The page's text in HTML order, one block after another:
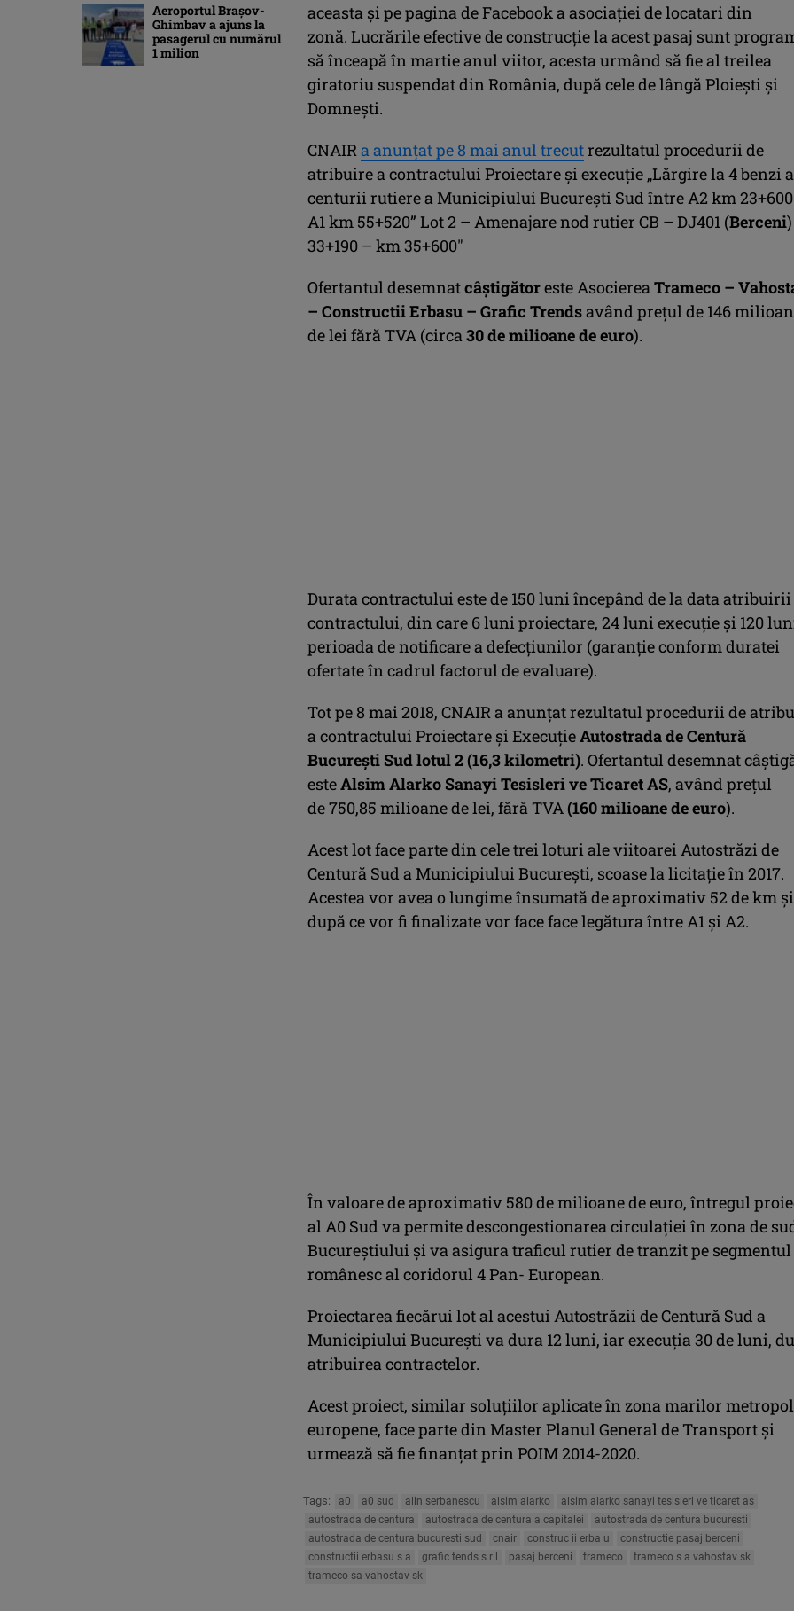
aceasta şi pe pagina de Facebook a asociaţiei de locatari din
zonă. Lucrările efective de construcţie la acest pasaj sunt
să înceapă în martie anul viitor, acesta urmând să fie al treilea
giratoriu suspendat din România, după cele de lângă Ploieşti şi
Domneşti.
CNAIR a anunţat pe 8 mai anul trecutrezultatul procedurii de
atribuire a contractului Proiectare și execuție „Lărgire la 4 benzi a
centurii rutiere a Municipiului Bucureşti Sud între A2 km
A1 km 55+520” Lot 2 – Amenajare nod rutier CB – DJ401 (Berceni
33+190 – km 35+600″
Ofertantul desemnatcâștigătoreste Asocierea Trameco –
– Constructii Erbasu – Grafic Trendsavând prețul de 146
de lei fără TVA (circa 30 de milioane de euro).
Durata contractului este de 150 luni începând de la data atribuirii
contractului, din care 6 luni proiectare, 24 luni execuţie şi 120
perioada de notificare a defecţiunilor (garanţie conform duratei
ofertate în cadrul factorul de evaluare).
Tot pe 8 mai 2018, CNAIR a anunţat rezultatul procedurii de
a contractului Proiectare și ExecuțieAutostrada de Centură
București Sud lotul 2 (16,3 kilometri). Ofertantul desemnat
esteAlsim Alarko Sanayi Tesisleri ve Ticaret AS, având preţul
de 750,85 milioane de lei, fără TVA (160 milioane de euro).
Acest lot face parte din cele trei loturi ale viitoarei Autostrăzi de
Centură Sud a Municipiului București, scoase la licitaţie în 2017.
Acestea vor avea o lungime însumată de aproximativ 52 de km și
după ce vor fi finalizate vor face face legătura între A1 și A2.
În valoare de aproximativ 580 de milioane de euro, întregul
al A0 Sud va permite descongestionarea circulației în zona de
Bucureștiului și va asigura traficul rutier de tranzit pe segmentul
românesc al coridorul 4 Pan- European.
Proiectarea fiecărui lot al acestui Autostrăzii de Centură Sud a
Municipiului București va dura 12 luni, iar execuția 30 de luni,
atribuirea contractelor.
Acest proiect, similar soluțiilor aplicate în zona marilor
europene, face parte din Master Planul General de Transport și
urmează să fie finanțat prin POIM 2014-2020.
Tags: a0 a0 sud alin serbanescu alsim alarko
alsim alarko sanayi tesisleri ve ticaret as
autostrada de centura
autostrada de centura a capitalei
autostrada de centura bucuresti
autostrada de centura bucuresti sud
cnair construc ii erba u
constructie pasaj berceni
constructii erbasu s a
grafic tends s r l pasaj berceni trameco
trameco s a vahostav sk
trameco sa vahostav sk
Aeroportul Brașov-
Ghimbav a ajuns la
pasagerul cu numărul
1 milion